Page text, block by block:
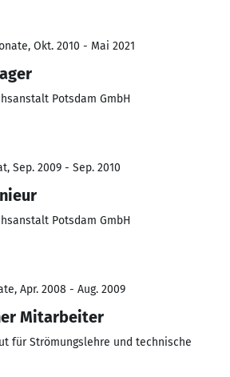
Okt. 2010 - Mai 2021
Potsdam GmbH
Sep. 2009 - Sep. 2010
Potsdam GmbH
Apr. 2008 - Aug. 2009
Mitarbeiter
für Strömungslehre und technische